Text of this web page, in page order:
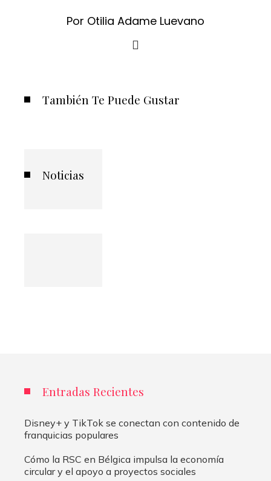
Por Otilia Adame Luevano
También Te Puede Gustar
Noticias
Entradas Recientes
Disney+ y TikTok se conectan con contenido de
franquicias populares
Cómo la RSC en Bélgica impulsa la economía
circular y el apoyo a proyectos sociales